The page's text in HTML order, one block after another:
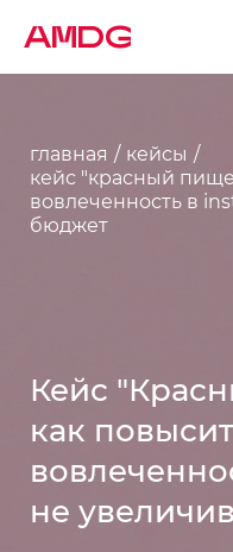
AMDG
главная
кейсы
кейс "красный
вовлеченность в
бюджет
Кейс
как
не